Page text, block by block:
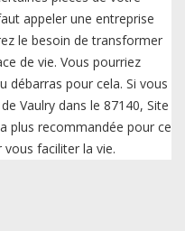
appeler une entreprise
le besoin de transformer
de vie. Vous pourriez
débarras pour cela. Si vous
Vaulry dans le 87140, Site
plus recommandée pour ce
faciliter la vie.